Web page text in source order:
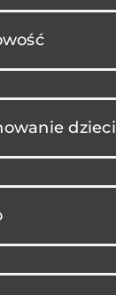
dzieci